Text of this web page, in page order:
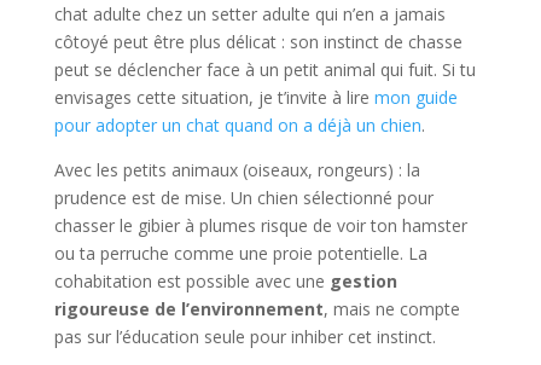
chat adulte chez un setter adulte qui n’en a jamais
côtoyé peut être plus délicat : son instinct de chasse
peut se déclencher face à un petit animal qui fuit. Si tu
envisages cette situation, je t’invite à lire mon guide
pour adopter un chat quand on a déjà un chien.
Avec les petits animaux (oiseaux, rongeurs) : la
prudence est de mise. Un chien sélectionné pour
chasser le gibier à plumes risque de voir ton hamster
ou ta perruche comme une proie potentielle. La
cohabitation est possible avec une gestion
rigoureuse de l’environnement, mais ne compte
pas sur l’éducation seule pour inhiber cet instinct.